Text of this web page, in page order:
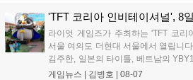
은 전년 대비 매출과 이용자 지표가 대
다. 오는 10월 필리핀 마닐라에서 총상
FWC 그랜드 파이널이 개최될 예정
통해 커뮤니티 중심의 장기 성장 모델
'TFT 코리아 인비테이셔널', 8
라이엇 게임즈가 주최하는 'TFT 코리
서울 여의도 더현대 서울에서 열립니
김주한, 일본의 타이틀, 베트남의
는 소속팀 없이 개인 자격으로 참가하
게임뉴스 | 김병호 | 08-07